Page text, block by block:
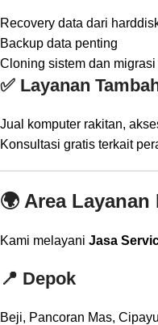
Recovery data dari
Backup data penting
Cloning sistem dan
✅ Layanan
Jual komputer rakitan,
Konsultasi gratis terkait
🌍 Area Layanan
Kami melayani Jasa
📍 Depok
Beji, Pancoran Mas,